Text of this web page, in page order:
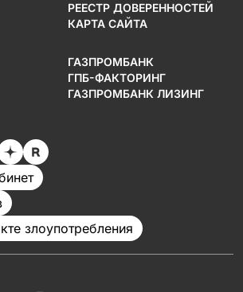
РЕЕСТР ДОВЕРЕННОСТЕЙ
КАРТА САЙТА
ГАЗПРОМБАНК
ГПБ-ФАКТОРИНГ
ГАЗПРОМБАНК ЛИЗИНГ
злоупотребления